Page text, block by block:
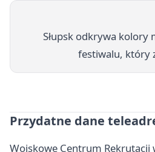
Słupsk odkrywa kolory
festiwalu, który
Przydatne dane
Wojskowe Centrum Rekrutacji